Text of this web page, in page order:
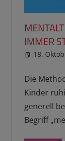
IMMER
18.
Die
Kinder
generell
Begriff